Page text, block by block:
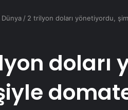
Dünya / 2 trilyon doları yönetiyordu,
doları